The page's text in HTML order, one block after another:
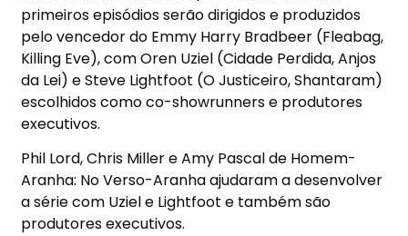
primeiros episódios serão dirigidos e produzidos
pelo vencedor do Emmy Harry Bradbeer (Fleabag,
Killing Eve), com Oren Uziel (Cidade Perdida, Anjos
da Lei) e Steve Lightfoot (O Justiceiro, Shantaram)
escolhidos como co-showrunners e produtores
executivos.
Phil Lord, Chris Miller e Amy Pascal de Homem-
Aranha: No Verso-Aranha ajudaram a desenvolver
a série com Uziel e Lightfoot e também são
produtores executivos.